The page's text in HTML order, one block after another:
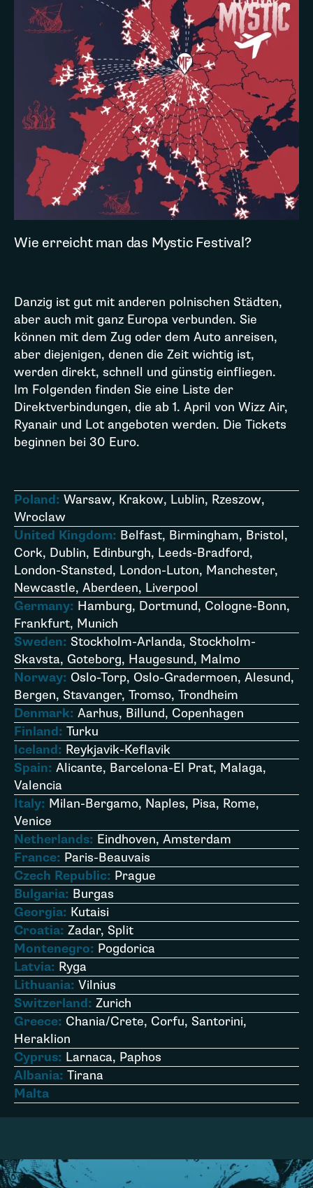
Wie erreicht man das Mystic Festival?
Danzig ist gut mit anderen polnischen Städten,
aber auch mit ganz Europa verbunden. Sie
können mit dem Zug oder dem Auto anreisen,
aber diejenigen, denen die Zeit wichtig ist,
werden direkt, schnell und günstig einfliegen.
Im Folgenden finden Sie eine Liste der
Direktverbindungen, die ab 1. April von Wizz Air,
Ryanair und Lot angeboten werden. Die Tickets
beginnen bei 30 Euro.
Poland: Warsaw, Krakow, Lublin, Rzeszow,
Wroclaw
United Kingdom: Belfast, Birmingham, Bristol,
Cork, Dublin, Edinburgh, Leeds-Bradford,
London-Stansted, London-Luton, Manchester,
Newcastle, Aberdeen, Liverpool
Germany: Hamburg, Dortmund, Cologne-Bonn,
Frankfurt, Munich
Sweden: Stockholm-Arlanda, Stockholm-
Skavsta, Goteborg, Haugesund, Malmo
Norway: Oslo-Torp, Oslo-Gradermoen, Alesund,
Bergen, Stavanger, Tromso, Trondheim
Denmark: Aarhus, Billund, Copenhagen
Finland: Turku
Iceland: Reykjavik-Keflavik
Spain: Alicante, Barcelona-El Prat, Malaga,
Valencia
Italy: Milan-Bergamo, Naples, Pisa, Rome,
Venice
Netherlands: Eindhoven, Amsterdam
France: Paris-Beauvais
Czech Republic: Prague
Bulgaria: Burgas
Georgia: Kutaisi
Croatia: Zadar, Split
Montenegro: Pogdorica
Latvia: Ryga
Lithuania: Vilnius
Switzerland: Zurich
Greece: Chania/Crete, Corfu, Santorini,
Heraklion
Cyprus: Larnaca, Paphos
Albania: Tirana
Malta